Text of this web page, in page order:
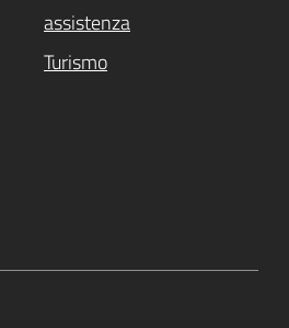
assistenza
Turismo